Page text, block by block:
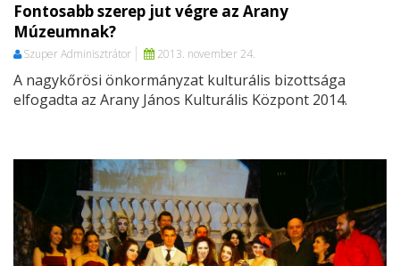
Fontosabb szerep jut végre az Arany
Múzeumnak?
Szuper Adminisztrátor 2013. november 24.
A nagykőrösi önkormányzat kulturális bizottsága
elfogadta az Arany János Kulturális Központ 2014.